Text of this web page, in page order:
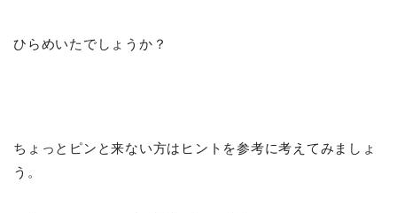
ひらめいたでしょうか？
ちょっとピンと来ない方はヒントを参考に考えてみましょ
う。